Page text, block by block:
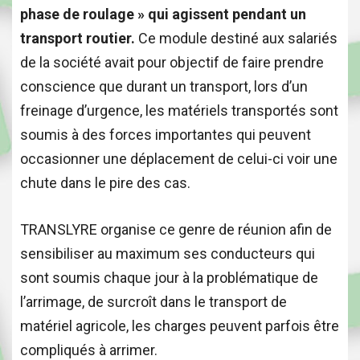
phase de roulage » qui agissent pendant un
transport routier. Ce module destiné aux salariés
de la société avait pour objectif de faire prendre
conscience que durant un transport, lors d’un
freinage d’urgence, les matériels transportés sont
soumis à des forces importantes qui peuvent
occasionner une déplacement de celui-ci voir une
chute dans le pire des cas.
TRANSLYRE organise ce genre de réunion afin de
sensibiliser au maximum ses conducteurs qui
sont soumis chaque jour à la problématique de
l’arrimage, de surcroît dans le transport de
matériel agricole, les charges peuvent parfois être
compliqués à arrimer.